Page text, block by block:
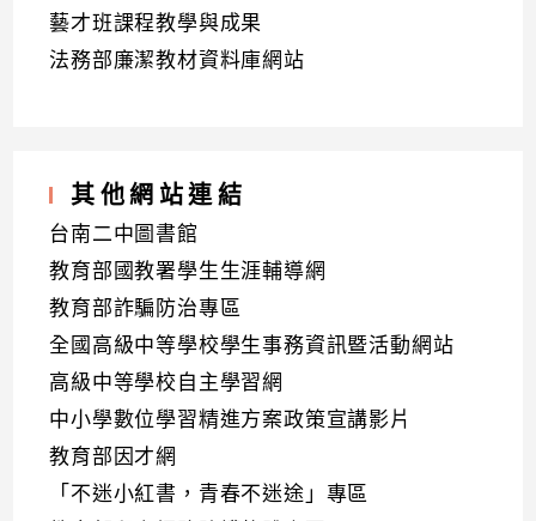
藝才班課程教學與成果
法務部廉潔教材資料庫網站
其他網站連結
台南二中圖書館
教育部國教署學生生涯輔導網
教育部詐騙防治專區
全國高級中等學校學生事務資訊暨活動網站
高級中等學校自主學習網
中小學數位學習精進方案政策宣講影片
教育部因才網
「不迷小紅書，青春不迷途」專區